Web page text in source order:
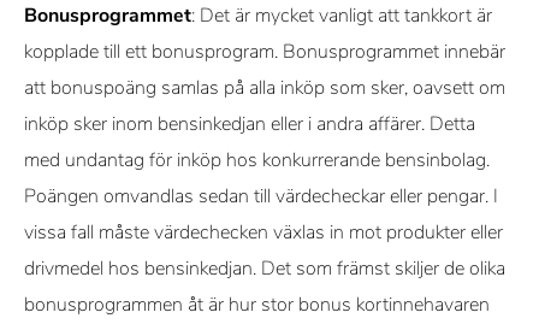
Bonusprogrammet: Det är mycket vanligt att tankkort är
kopplade till ett bonusprogram. Bonusprogrammet innebär
att bonuspoäng samlas på alla inköp som sker, oavsett om
inköp sker inom bensinkedjan eller i andra affärer. Detta
med undantag för inköp hos konkurrerande bensinbolag.
Poängen omvandlas sedan till värdecheckar eller pengar. I
vissa fall måste värdechecken växlas in mot produkter eller
drivmedel hos bensinkedjan. Det som främst skiljer de olika
bonusprogrammen åt är hur stor bonus kortinnehavaren